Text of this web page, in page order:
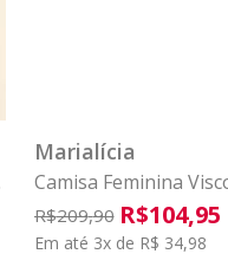
Marialícia
Camisa Feminina
Marrom
R$209,90 R$104,95
Em até 3x de R$ 34,98